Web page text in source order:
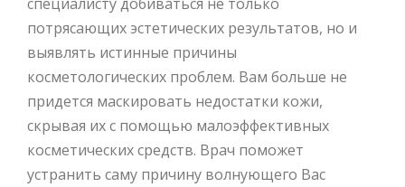
потрясающих эстетических результатов, но и
выявлять истинные причины
косметологических проблем. Вам больше не
придется маскировать недостатки кожи,
скрывая их с помощью малоэффективных
косметических средств. Врач поможет
устранить саму причину волнующего Вас